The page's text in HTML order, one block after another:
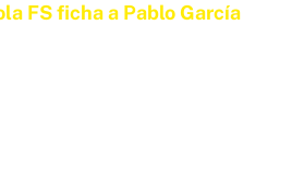
FS ficha a Pablo García